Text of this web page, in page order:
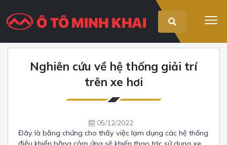
Nghiên cứu về hệ thống giải trí
trên xe hơi
05/12/2022
Đây là bằng chứng cho thấy việc lạm dụng các hệ thống